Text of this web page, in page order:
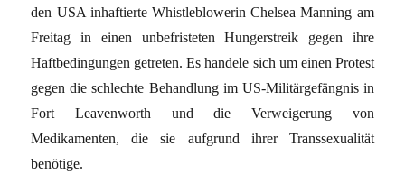
den USA inhaftierte Whistleblowerin Chelsea Manning am
Freitag in einen unbefristeten Hungerstreik gegen ihre
Haftbedingungen getreten. Es handele sich um einen Protest
gegen die schlechte Behandlung im US-Militärgefängnis in
Fort Leavenworth und die Verweigerung von
Medikamenten, die sie aufgrund ihrer Transsexualität
benötige.